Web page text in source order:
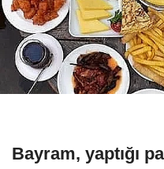
Bayram, yaptığı